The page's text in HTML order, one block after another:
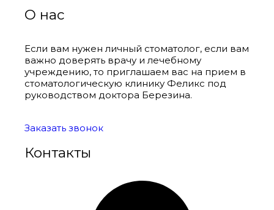
О нас
Если вам нужен личный стоматолог, если вам
важно доверять врачу и лечебному
учреждению, то приглашаем вас на прием в
стоматологическую клинику Феликс под
руководством доктора Березина.
Заказать звонок
Контакты